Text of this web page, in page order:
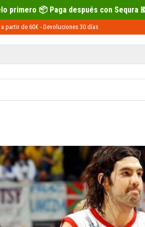
con Sequra 💶
partir de 60€ - Devoluciones 30 días